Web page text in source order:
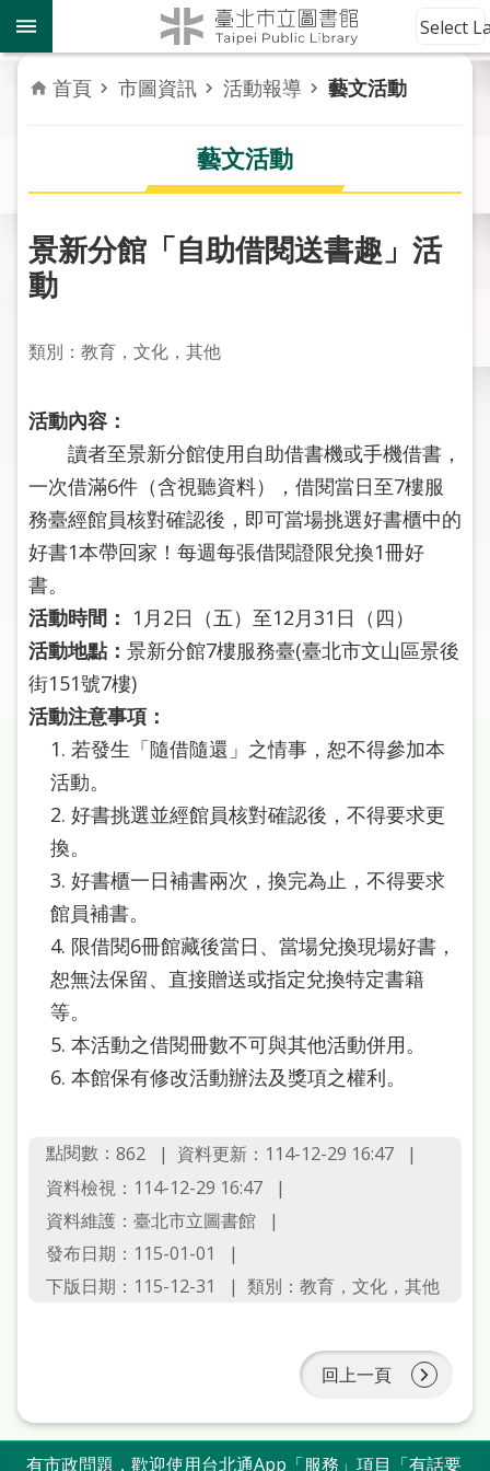
跳到主要內容區塊
到
館
資
訊
者
務
活
報
導
關
市
圖
線
上
申
請
常
見
問
加
入
市
答
Select
首頁 市圖資訊 活動報導 藝文活動
藝文活動
景新分館「自助借閱送書趣」活
動
類別：教育，文化，其他
活動內容：
讀者至景新分館使用自助借書機或手機借書，
一次借滿6件（含視聽資料），借閱當日至7樓服
務臺經館員核對確認後，即可當場挑選好書櫃中的
好書1本帶回家！每週每張借閱證限兌換1冊好
書。
活動時間： 1月2日（五）至12月31日（四）
活動地點： 景新分館7樓服務臺(臺北市文山區景後
街151號7樓)
活動注意事項：
1. 若發生「隨借隨還」之情事，恕不得參加本
活動。
2. 好書挑選並經館員核對確認後，不得要求更
換。
3. 好書櫃一日補書兩次，換完為止，不得要求
館員補書。
4. 限借閱6冊館藏後當日、當場兌換現場好書，
恕無法保留、直接贈送或指定兌換特定書籍
等。
5. 本活動之借閱冊數不可與其他活動併用。
6. 本館保有修改活動辦法及獎項之權利。
點閱數： 862
資料更新：114-12-29 16:47
資料檢視：114-12-29 16:47
資料維護：臺北市立圖書館
發布日期：115-01-01
下版日期：115-12-31
類別：教育，文化，其他
回上一頁
有市政問題，歡迎使用台北通App「服務」項目「有話要